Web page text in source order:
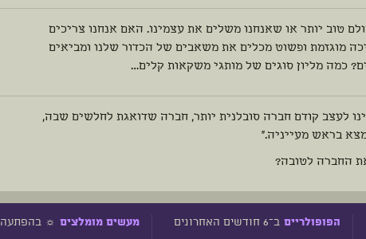
טוב יותר או שאנחנו משלים את עצמינו. האם אנחנו צריכים
מוגזמת ופשוט מכלים את משאבים של הכדור שלנו ומביאים
כמה מליון סוגים של מותגי משקאות קלים…
לעצב קודם חברה סובלנית יותר, חברה שדואגת לחלשים שבה,
בראש מעייניה."
החברה לטובה?
הפופולריים ב־6 חודשים האחרונים מעשים מומלצים ☼ בהפתעה